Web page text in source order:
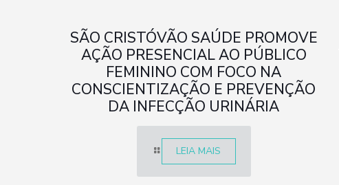
SÃO CRISTÓVÃO SAÚDE PROMOVE
AÇÃO PRESENCIAL AO PÚBLICO
FEMININO COM FOCO NA
CONSCIENTIZAÇÃO E PREVENÇÃO
DA INFECÇÃO URINÁRIA
LEIA MAIS